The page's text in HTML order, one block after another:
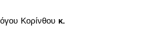
Κορίνθου κ.